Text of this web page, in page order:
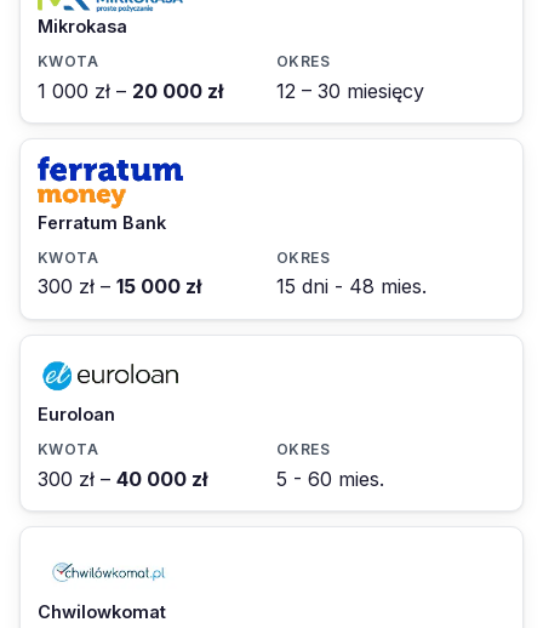
Mikrokasa
1 000 zł – 20 000 zł 12 – 30 miesięcy
Ferratum Bank
300 zł – 15 000 zł 15 dni - 48 mies.
Euroloan
300 zł – 40 000 zł 5 - 60 mies.
Chwilowkomat